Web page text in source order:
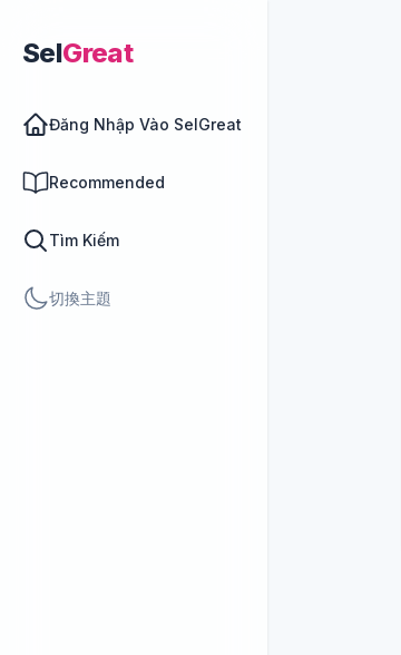
SelGreat
Đăng Nhập Vào SelGreat
Recommended
Tìm Kiếm
切換主題